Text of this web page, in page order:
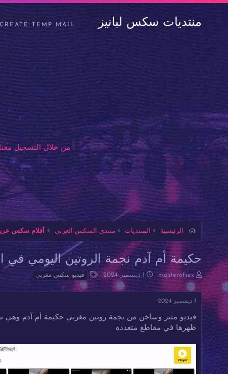
منتديات سكس لبانيز CREATE TEMP MAIL
من خلال التسجيل
الرئيسية المنتديات منتدى السكس العربي أفلام سكس
حكيمة أم آدم نجمة الروتين اليومي
ب
ا
د
ئ
ل
م
ض
ع
masterofsex
ت
ا
ل
1 ديسمبر 2024
ل
و
م
فيديو سكس مغربي
1 ديسمبر 2024
فيديو مثير وساخن من نجمة روتين مغربي حكيمة أم آدم
ظهرها في مقاطع متعددة